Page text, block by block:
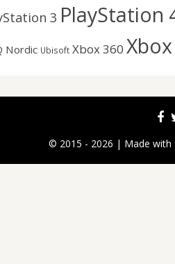
3 PlayStation
Nordic Ubisoft Xbox 360
© 2015 - 2026 | Made